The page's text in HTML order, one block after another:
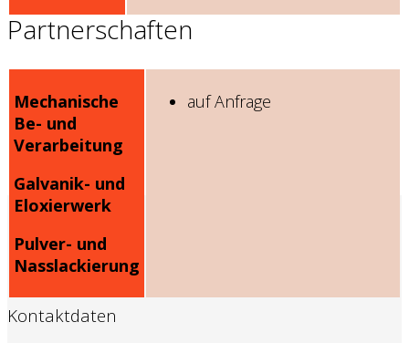
Partnerschaften
Mechanische
Be- und
Verarbeitung
Galvanik- und
Eloxierwerk
Pulver- und
Nasslackierung
auf Anfrage
Kontaktdaten